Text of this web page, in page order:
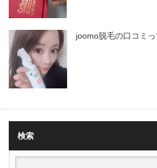
joomo脱毛の口コミっ
検索